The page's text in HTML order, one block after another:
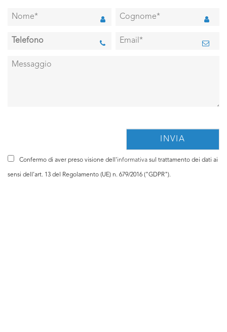
Confermo di aver preso visione dell'informativa sul trattamento dei dati ai
sensi dell’art. 13 del Regolamento (UE) n. 679/2016 ("GDPR").